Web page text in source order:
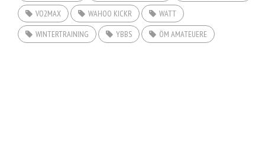
VO2MAX
WAHOO KICKR
WATT
WINTERTRAINING
YBBS ÖM AMATEUERE